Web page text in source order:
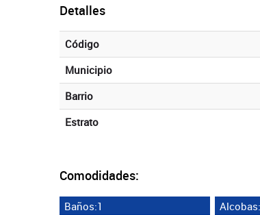
Detalles
Código
Municipio
Barrio
Estrato
Comodidades:
Baños:1